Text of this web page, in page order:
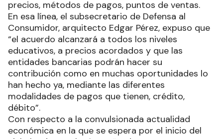
precios, métodos de pagos, puntos de ventas.
En esa línea, el subsecretario de Defensa al
Consumidor, arquitecto Edgar Pérez, expuso que
“el acuerdo alcanzará a todos los niveles
educativos, a precios acordados y que las
entidades bancarias podrán hacer su
contribución como en muchas oportunidades lo
han hecho ya, mediante las diferentes
modalidades de pagos que tienen, crédito,
débito”.
Con respecto a la convulsionada actualidad
económica en la que se espera por el inicio del